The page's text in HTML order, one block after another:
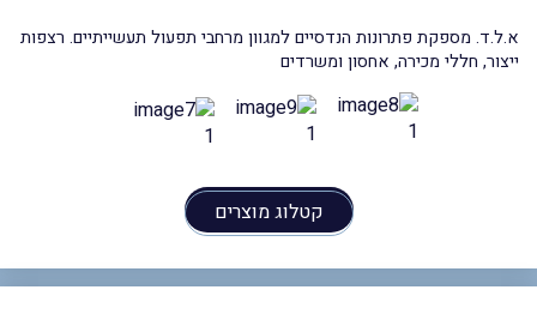
א.ל.ד. מספקת פתרונות הנדסיים למגוון מרחבי תפעול תעשייתיים. רצפות
ייצור, חללי מכירה, אחסון ומשרדים
קטלוג מוצרים